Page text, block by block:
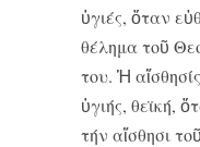
ὑγιές, ὅταν
θέλημα τοῦ
του. Ἡ
ὑγιής, θεϊκή,
τήν αἴσθησι